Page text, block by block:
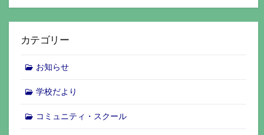
カテゴリー
お知らせ
学校だより
コミュニティ・スクール